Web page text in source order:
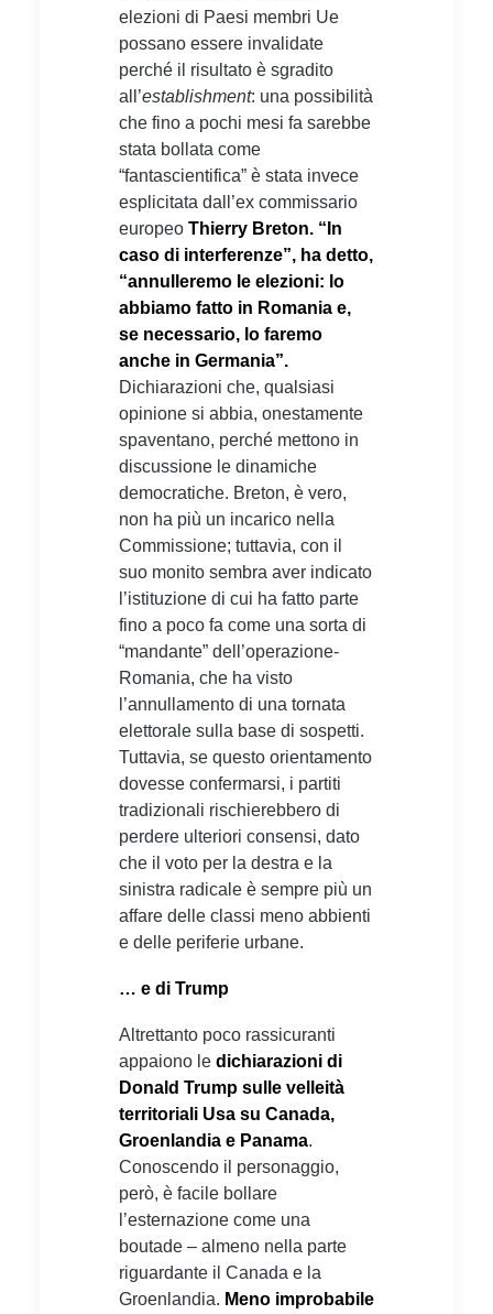
elezioni di Paesi membri Ue
possano essere invalidate
perché il risultato è sgradito
all’establishment: una possibilità
che fino a pochi mesi fa sarebbe
stata bollata come
“fantascientifica” è stata invece
esplicitata dall’ex commissario
europeo Thierry Breton. “In
caso di interferenze”, ha detto,
“annulleremo le elezioni: lo
abbiamo fatto in Romania e,
se necessario, lo faremo
anche in Germania”.
Dichiarazioni che, qualsiasi
opinione si abbia, onestamente
spaventano, perché mettono in
discussione le dinamiche
democratiche. Breton, è vero,
non ha più un incarico nella
Commissione; tuttavia, con il
suo monito sembra aver indicato
l’istituzione di cui ha fatto parte
fino a poco fa come una sorta di
“mandante” dell’operazione-
Romania, che ha visto
l’annullamento di una tornata
elettorale sulla base di sospetti.
Tuttavia, se questo orientamento
dovesse confermarsi, i partiti
tradizionali rischierebbero di
perdere ulteriori consensi, dato
che il voto per la destra e la
sinistra radicale è sempre più un
affare delle classi meno abbienti
e delle periferie urbane.
… e di Trump
Altrettanto poco rassicuranti
appaiono le dichiarazioni di
Donald Trump sulle velleità
territoriali Usa su Canada,
Groenlandia e Panama.
Conoscendo il personaggio,
però, è facile bollare
l’esternazione come una
boutade – almeno nella parte
riguardante il Canada e la
Groenlandia. Meno improbabile